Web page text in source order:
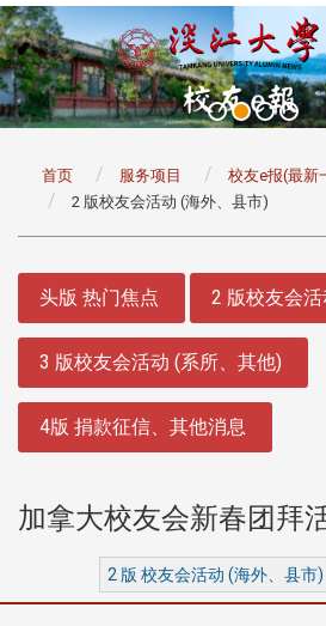
首页 服务项目
校友e报(最新
2 版校友会活动 (海外、县市)
头版 热门焦点 2 版校友会
3 版校友会活动 (系所、其他)
4版 捐款征信、其他消息
加拿大校友会新春团拜
2 版 校友会活动 (海外、县市)